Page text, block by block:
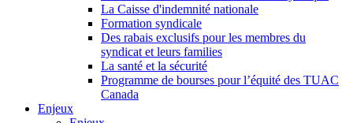
La Caisse d'indemnité nationale
Formation syndicale
Des rabais exclusifs pour les membres du
syndicat et leurs families
La santé et la sécurité
Programme de bourses pour l’équité des TUAC
Canada
Enjeux